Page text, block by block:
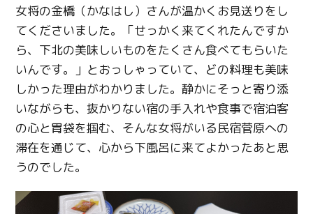
女将の金橋（かなはし）さんが温かくお見送りをし
てくださいました。「せっかく来てくれたんですか
ら、下北の美味しいものをたくさん食べてもらいた
いんです。」とおっしゃっていて、どの料理も美味
しかった理由がわかりました。静かにそっと寄り添
いながらも、抜かりない宿の手入れや食事で宿泊客
の心と胃袋を掴む、そんな女将がいる民宿菅原への
滞在を通じて、心から下風呂に来てよかったあと思
うのでした。